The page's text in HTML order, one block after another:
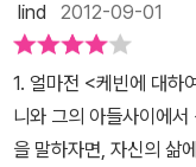
멍은 혼자 힘으로 막아낼 수 없는
‘나’는 이름이 없다. 이것
‘나’처럼 될 수 있기 때
수 있는, 범죄의 잠재적
‘나’처럼 삶에 대한 애
야 하지 않을까 하는 생
려들어 나올 수 없는 맨
옮겨야겠다.
럼 치유될 수 있을까?이
이지. 잘 모르겠다.그저
바람만 맴돌았다. 오랜
처신이 되지 못한다. 체
고 올바른 가치관과 문
른 학대였다. 이 책을 읽
머리속에 줄줄이 떠올
아이들이 올바른 가치
하다고 여기는 이것을
않고 일어나던 가정폭력
의 나약한 대응방식으
(모든 순간 의식을 옭아
고……. 저자는 계속해서
한 누나도 그는 배신감
사로잡힌 채 방황하던
과의 어울림은 그를 외
로 바쁜 누나와 요양병
엄마, 덕분에 그는 아무
lind 2012-09-01
1. 얼마전 <케빈에 대하
니와 그의 아들사이에
을 말하자면, 자신의 삶